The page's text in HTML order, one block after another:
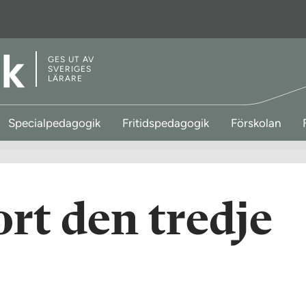
GES UT AV
SVERIGES
LÄRARE
Specialpedagogik Fritidspedagogik Förskolan
den tredje